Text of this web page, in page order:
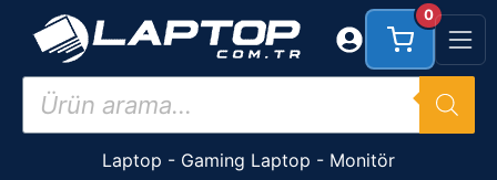
İçeriğe
Products
search
Laptop - Gaming Laptop - Monitör
0